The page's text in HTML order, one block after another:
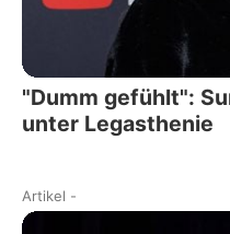
"Dumm gefühlt":
unter Legasthenie
Artikel -